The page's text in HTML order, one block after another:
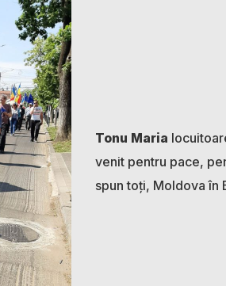
Tonu Maria
venit pentru pace,
spun toți, Moldova în